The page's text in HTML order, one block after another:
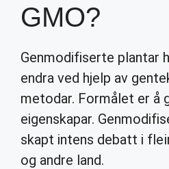
GMO?
Genmodifiserte
endra ved hjelp av
metodar. Formålet er å
eigenskapar.
skapt intens debatt i
og andre land.